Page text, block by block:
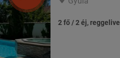
2 fő / 2 éj, reggelivel